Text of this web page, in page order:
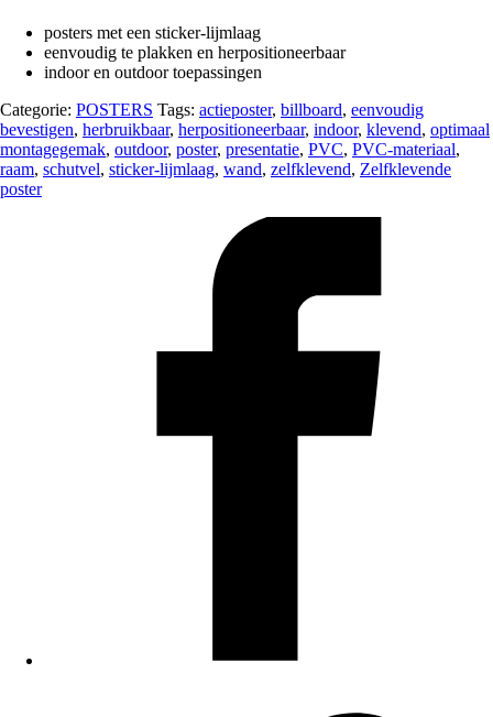
posters met een sticker-lijmlaag
eenvoudig te plakken en herpositioneerbaar
indoor en outdoor toepassingen
Categorie: POSTERS Tags: actieposter, billboard, eenvoudig
bevestigen, herbruikbaar, herpositioneerbaar, indoor, klevend, optimaal
montagegemak, outdoor, poster, presentatie, PVC, PVC-materiaal,
raam, schutvel, sticker-lijmlaag, wand, zelfklevend, Zelfklevende
poster